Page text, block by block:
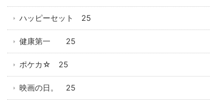
ハッピーセット 25
健康第一 25
ポケカ☆ 25
映画の日。 25